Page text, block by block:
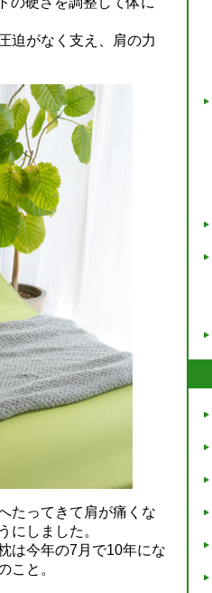
迫がなく支え、肩の力
たってきて肩が痛くな
にしました。
は今年の7月で10年にな
こと。